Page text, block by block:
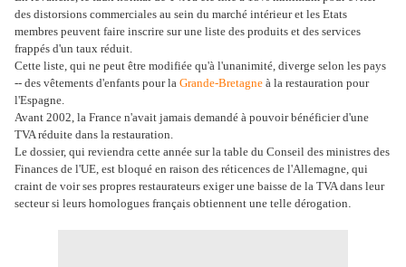
des distorsions commerciales au sein du marché intérieur et les Etats
membres peuvent faire inscrire sur une liste des produits et des services
frappés d'un taux réduit.
Cette liste, qui ne peut être modifiée qu'à l'unanimité, diverge selon les pays
-- des vêtements d'enfants pour la Grande-Bretagne à la restauration pour
l'Espagne.
Avant 2002, la France n'avait jamais demandé à pouvoir bénéficier d'une
TVA réduite dans la restauration.
Le dossier, qui reviendra cette année sur la table du Conseil des ministres des
Finances de l'UE, est bloqué en raison des réticences de l'Allemagne, qui
craint de voir ses propres restaurateurs exiger une baisse de la TVA dans leur
secteur si leurs homologues français obtiennent une telle dérogation.